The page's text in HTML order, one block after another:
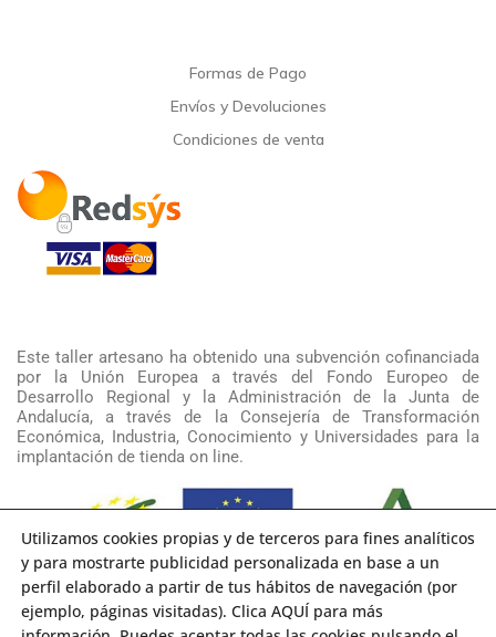
Formas de Pago
Envíos y Devoluciones
Condiciones de venta
Este taller artesano ha obtenido una subvención cofinanciada
por la Unión Europea a través del Fondo Europeo de
Desarrollo Regional y la Administración de la Junta de
Andalucía, a través de la Consejería de Transformación
Económica, Industria, Conocimiento y Universidades para la
implantación de tienda on line.
Utilizamos cookies propias y de terceros para fines analíticos
y para mostrarte publicidad personalizada en base a un
perfil elaborado a partir de tus hábitos de navegación (por
ejemplo, páginas visitadas). Clica AQUÍ para más